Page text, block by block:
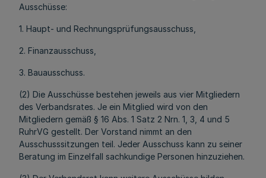
Ausschüsse:
1. Haupt- und Rechnungsprüfungsausschuss,
2. Finanzausschuss,
3. Bauausschuss.
(2) Die Ausschüsse bestehen jeweils aus vier Mitgliedern
des Verbandsrates. Je ein Mitglied wird von den
Mitgliedern gemäß § 16 Abs. 1 Satz 2 Nrn. 1, 3, 4 und 5
RuhrVG gestellt. Der Vorstand nimmt an den
Ausschusssitzungen teil. Jeder Ausschuss kann zu seiner
Beratung im Einzelfall sachkundige Personen hinzuziehen.